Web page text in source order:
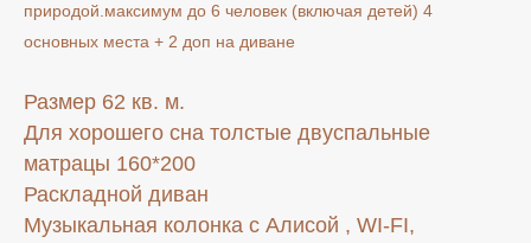
природой.максимум до 6 человек (включая детей) 4
основных места + 2 доп на диване
Размер 62 кв. м.
Для хорошего сна толстые двуспальные
матрацы 160*200
Раскладной диван
Музыкальная колонка с Алисой , WI-FI,